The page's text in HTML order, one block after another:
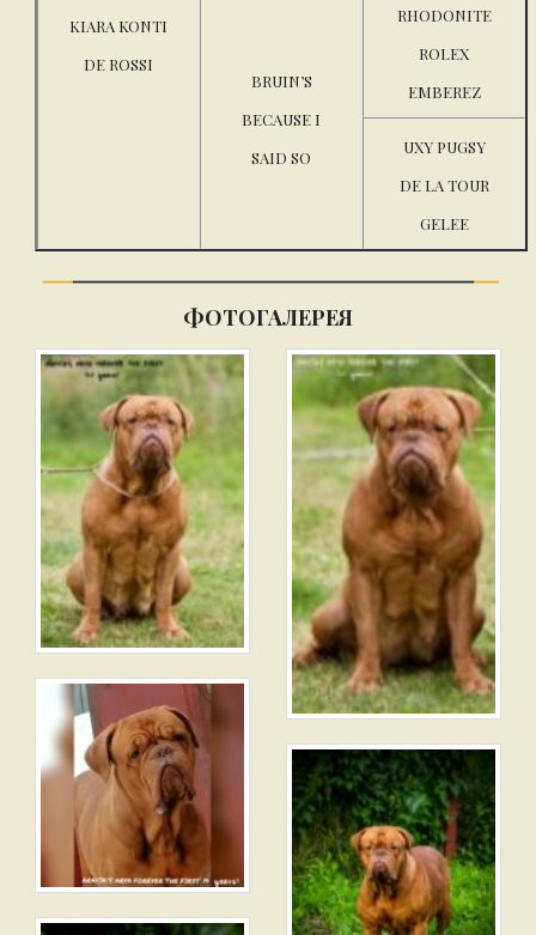
KIARA KONTI
DE ROSSI
BRUIN’S
BECAUSE I
SAID SO
RHODONITE
ROLEX
EMBEREZ
UXY PUGSY
DE LA TOUR
GELEE
ФОТОГАЛЕРЕЯ